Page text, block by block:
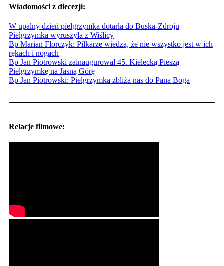
Wiadomości z diecezji:
W upalny dzień pielgrzymka dotarła do Buska-Zdroju
Pielgrzymka wyruszyła z Wiślicy
Bp Marian Florczyk: Piłkarze wiedzą, że nie wszystko jest w ich
rękach i nogach
Bp Jan Piotrowski zainaugurował 45. Kielecką Pieszą
Pielgrzymkę na Jasną Górę
Bp Jan Piotrowski: Pielgrzymka zbliża nas do Pana Boga
Relacje filmowe: